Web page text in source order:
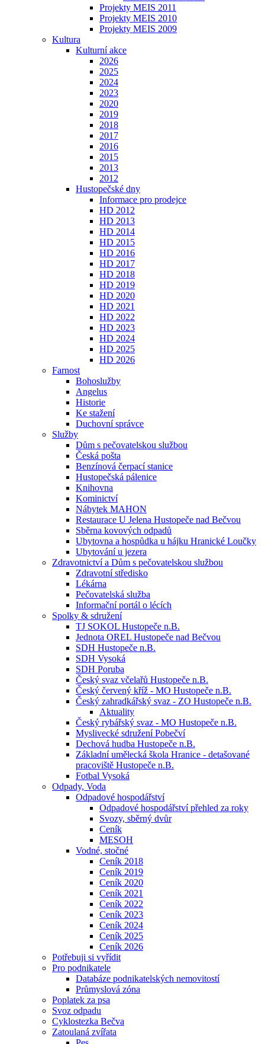
Projekty MEIS 2011
Projekty MEIS 2010
Projekty MEIS 2009
Kultura
Kulturní akce
2026
2025
2024
2023
2020
2019
2018
2017
2016
2015
2013
2012
Hustopečské dny
Informace pro prodejce
HD 2012
HD 2013
HD 2014
HD 2015
HD 2016
HD 2017
HD 2018
HD 2019
HD 2020
HD 2021
HD 2022
HD 2023
HD 2024
HD 2025
HD 2026
Farnost
Bohoslužby
Angelus
Historie
Ke stažení
Duchovní správce
Služby
Dům s pečovatelskou službou
Česká pošta
Benzínová čerpací stanice
Hustopečská pálenice
Knihovna
Kominictví
Nábytek MAHON
Restaurace U Jelena Hustopeče nad Bečvou
Sběrna kovových odpadů
Ubytovna a hospůdka u hájku Hranické Loučky
Ubytování u jezera
Zdravotnictví a Dům s pečovatelskou službou
Zdravotní středisko
Lékárna
Pečovatelská služba
Informační portál o lécích
Spolky & sdružení
TJ SOKOL Hustopeče n.B.
Jednota OREL Hustopeče nad Bečvou
SDH Hustopeče n.B.
SDH Vysoká
SDH Poruba
Český svaz včelařů Hustopeče n.B.
Český červený kříž - MO Hustopeče n.B.
Český zahradkářský svaz - ZO Hustopeče n.B.
Aktuality
Český rybářský svaz - MO Hustopeče n.B.
Myslivecké sdružení Pobečví
Dechová hudba Hustopeče n.B.
Základní umělecká škola Hranice - detašované
pracoviště Hustopeče n.B.
Fotbal Vysoká
Odpady, Voda
Odpadové hospodářství
Odpadové hospodářství přehled za roky
Svozy, sběrný dvůr
Ceník
MESOH
Vodné, stočné
Ceník 2018
Ceník 2019
Ceník 2020
Ceník 2021
Ceník 2022
Ceník 2023
Ceník 2024
Ceník 2025
Ceník 2026
Potřebuji si vyřídit
Pro podnikatele
Databáze podnikatelských nemovitostí
Průmyslová zóna
Poplatek za psa
Svoz odpadu
Cyklostezka Bečva
Zatoulaná zvířata